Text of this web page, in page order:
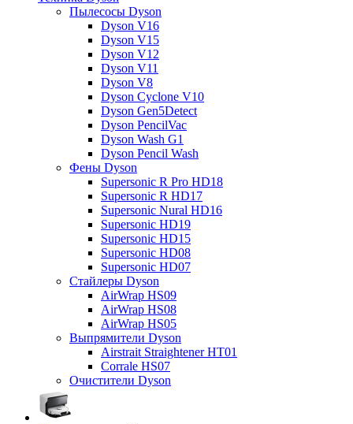
Пылесосы Dyson
Dyson V16
Dyson V15
Dyson V12
Dyson V11
Dyson V8
Dyson Cyclone V10
Dyson Gen5Detect
Dyson PencilVac
Dyson Wash G1
Dyson Pencil Wash
Фены Dyson
Supersonic R Pro HD18
Supersonic R HD17
Supersonic Nural HD16
Supersonic HD19
Supersonic HD15
Supersonic HD08
Supersonic HD07
Стайлеры Dyson
AirWrap HS09
AirWrap HS08
AirWrap HS05
Выпрямители Dyson
Airstrait Straightener HT01
Corrale HS07
Очистители Dyson